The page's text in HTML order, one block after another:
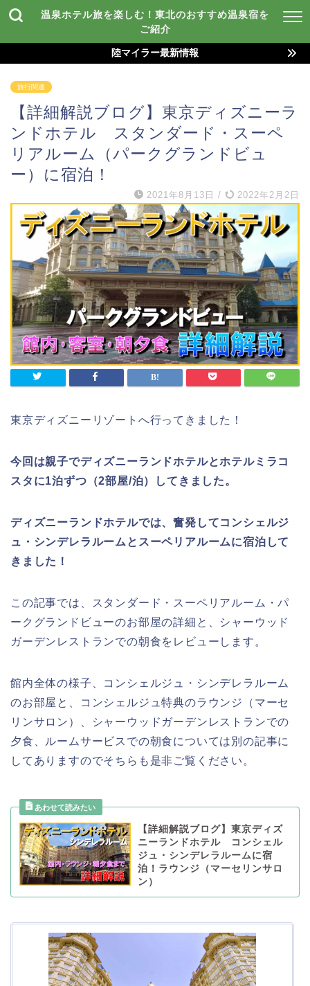
温泉ホテル旅を楽しむ！東北のおすすめ温泉宿を
ご紹介
陸マイラー最新情報
旅行関連
【詳細解説ブログ】東京ディズニーラ
ンドホテル スタンダード・スーペ
リアルーム（パークグランドビュ
ー）に宿泊！
2021年8月13日 / 2022年2月2日
東京ディズニーリゾートへ行ってきました！
今回は親子でディズニーランドホテルとホテルミラコ
スタに1泊ずつ（2部屋/泊）してきました。
ディズニーランドホテルでは、奮発してコンシェルジ
ュ・シンデレラルームとスーペリアルームに宿泊して
きました！
この記事では、スタンダード・スーペリアルーム・パ
ークグランドビューのお部屋の詳細と、シャーウッド
ガーデンレストランでの朝食をレビューします。
館内全体の様子、コンシェルジュ・シンデレラルーム
のお部屋と、コンシェルジュ特典のラウンジ（マーセ
リンサロン）、シャーウッドガーデンレストランでの
夕食、ルームサービスでの朝食については別の記事に
してありますのでそちらも是非ご覧ください。
【詳細解説ブログ】東京ディズ
ニーランドホテル コンシェル
ジュ・シンデレラルームに宿
泊！ラウンジ（マーセリンサロ
ン）